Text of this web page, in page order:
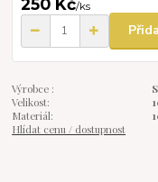
250 Kč/ks
Výrobce :
Velikost:
Materiál:
Hlídat cenu / dostupnost